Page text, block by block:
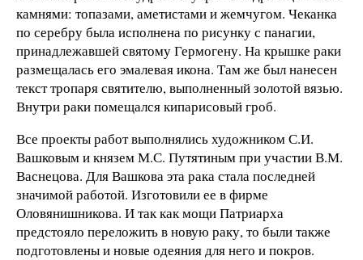
камнями: топазами, аметистами и жемчугом. Чеканка
по серебру была исполнена по рисунку с панагии,
принадлежавшей святому Гермогену. На крышке раки
размещалась его эмалевая икона. Там же был нанесен
текст тропаря святителю, выполненный золотой вязью.
Внутри раки помещался кипарисовый гроб.
Все проекты работ выполнялись художником С.И.
Вашковым и князем М.С. Путятиным при участии В.М.
Васнецова. Для Вашкова эта рака стала последней
значимой работой. Изготовили ее в фирме
Оловянишникова. И так как мощи Патриарха
предстояло переложить в новую раку, то были также
подготовлены и новые одеяния для него и покров.